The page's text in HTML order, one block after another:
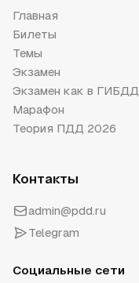
Главная
Билеты
Темы
Экзамен
Экзамен как в ГИБДД
Марафон
Теория ПДД 2026
Контакты
admin@pdd.ru
Telegram
Социальные сети